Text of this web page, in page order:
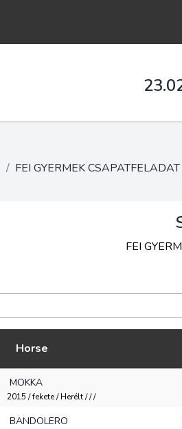
/ FEI GYERMEK CSAPATFELADAT
FEI
Horse
MOKKA
2015 / fekete / Herélt / / /
BANDOLERO